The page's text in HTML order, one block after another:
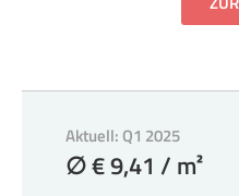
Aktuell: Q1 2025
∅ € 9,41 / m²